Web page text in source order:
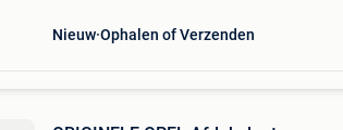
Nieuw Ophalen of Verzenden